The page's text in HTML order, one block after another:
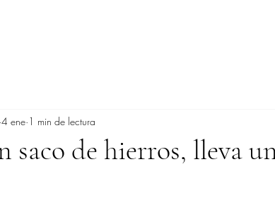
saco de hierros, lleva
4 ene 1 min de lectura